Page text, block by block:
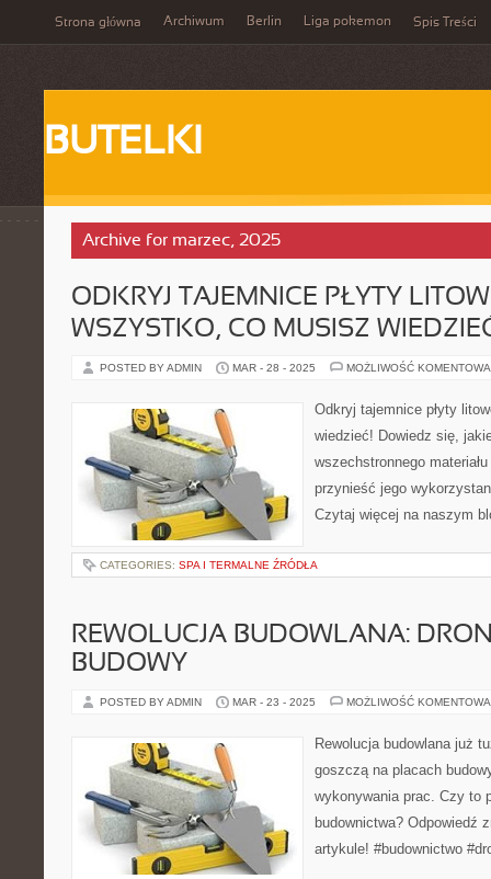
Strona główna Archiwum Berlin Liga pokemon Spis Treści
BUTELKI
Archive for marzec, 2025
ODKRYJ TAJEMNICE PŁYTY
WSZYSTKO, CO MUSISZ
POSTED BY ADMIN MAR - 28 - 2025 MOŻLIWOŚĆ
Odkryj tajemnice płyty
wiedzieć! Dowiedz się,
wszechstronnego
przynieść jego
Czytaj więcej na naszym
CATEGORIES: SPA I TERMALNE ŹRÓDŁA
REWOLUCJA BUDOWLANA:
BUDOWY
POSTED BY ADMIN MAR - 23 - 2025 MOŻLIWOŚĆ
Rewolucja budowlana już
goszczą na placach
wykonywania prac. Czy to
budownictwa? Odpowiedź
artykule! #budownictwo